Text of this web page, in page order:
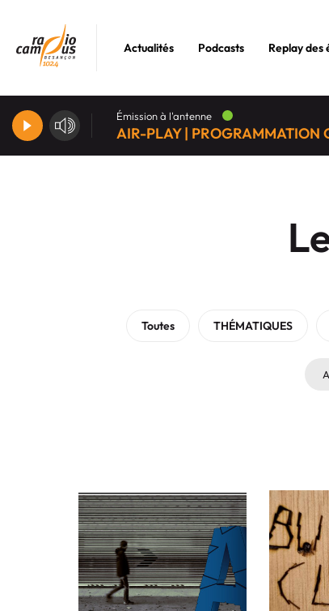
Actualités Podcasts Replay des
Émission à l'antenne
AIR-PLAY | PROGRAMMATION
Toutes THÉMATIQUES